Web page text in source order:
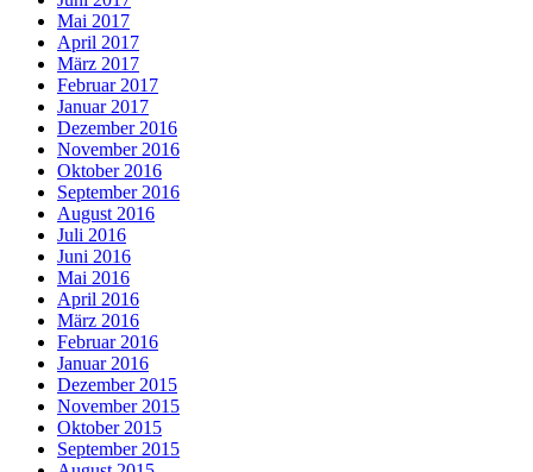
Mai 2017
April 2017
März 2017
Februar 2017
Januar 2017
Dezember 2016
November 2016
Oktober 2016
September 2016
August 2016
Juli 2016
Juni 2016
Mai 2016
April 2016
März 2016
Februar 2016
Januar 2016
Dezember 2015
November 2015
Oktober 2015
September 2015